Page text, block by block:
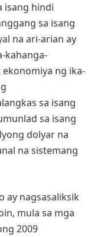
isang hindi
sa isang
na ari-arian ay
kahanga-
ng ika-
sa isang
sa isang
dolyar na
na sistemang
ay nagsasaliksik
mula sa mga
2009